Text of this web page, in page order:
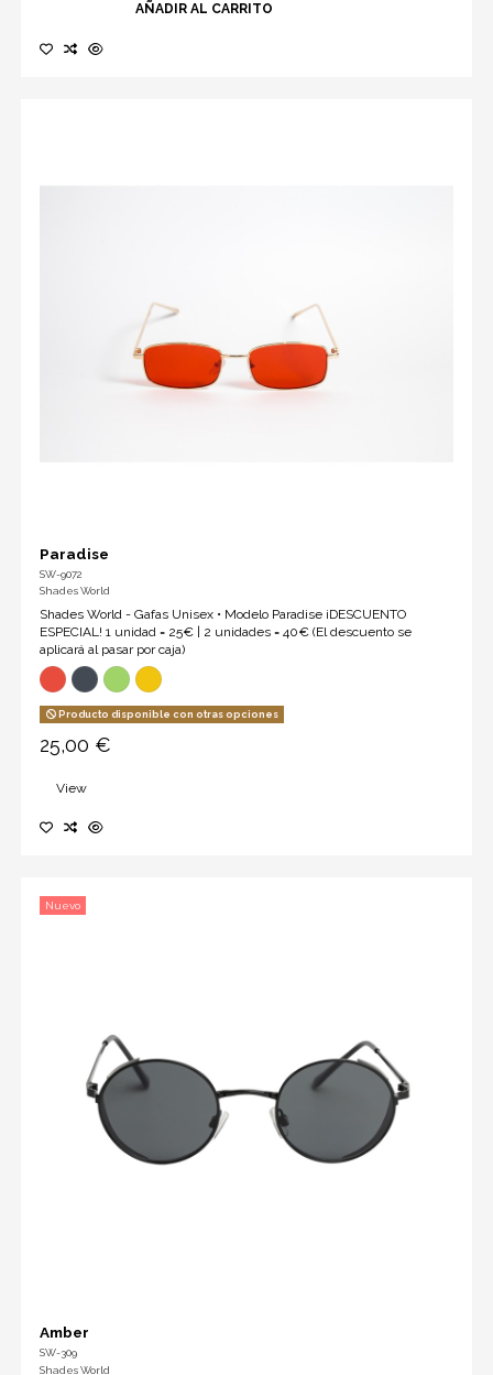
AÑADIR AL CARRITO
Paradise
SW-9072
Shades World
Shades World - Gafas Unisex • Modelo Paradise ¡DESCUENTO
ESPECIAL! 1 unidad = 25€ | 2 unidades = 40€ (El descuento se
aplicará al pasar por caja)
Producto disponible con otras opciones
25,00 €
View
Nuevo
Amber
SW-309
Shades World